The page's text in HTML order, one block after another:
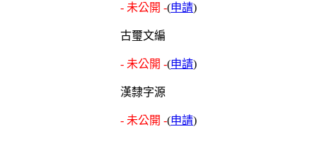
- 未公開 -(申請)
古璽文編
- 未公開 -(申請)
漢隸字源
- 未公開 -(申請)